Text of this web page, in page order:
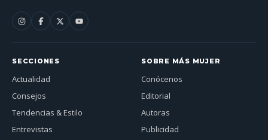
SECCIONES
Actualidad
Consejos
Tendencias & Estilo
Entrevistas
SOBRE MÁS MUJER
Conócenos
Editorial
Autoras
Publicidad